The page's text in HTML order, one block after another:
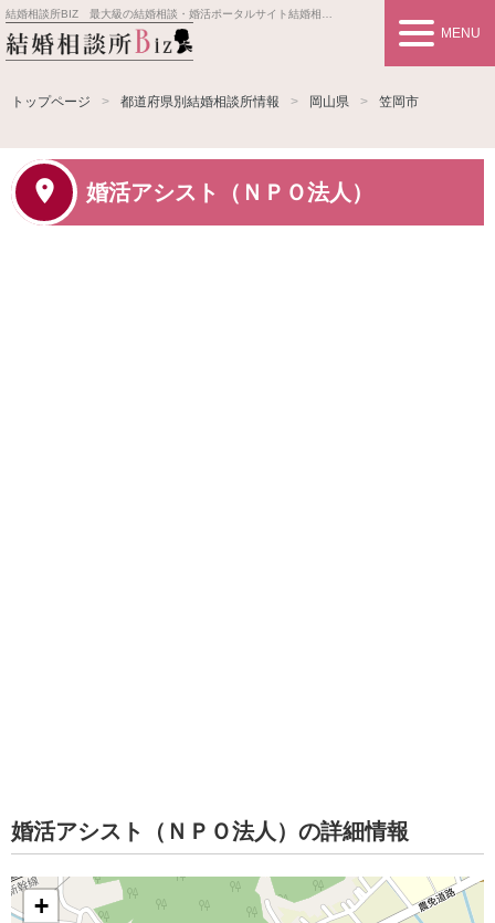
結婚相談所BIZ 最大級の結婚相談・婚活ポータルサイト結婚相談所事業者情報や婚活お見合いの悩み、対策を紹介します。
MENU
トップページ 都道府県別結婚相談所情報 岡山県 笠岡市
婚活アシスト（ＮＰＯ法人）
婚活アシスト（ＮＰＯ法人）の詳細情報
+